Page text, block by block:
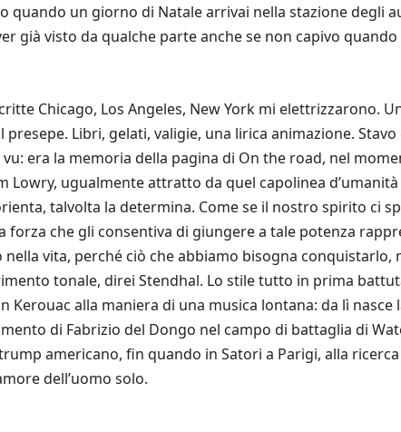
quando un giorno di Natale arrivai nella stazione degli
già visto da qualche parte anche se non capivo
Chicago, Los Angeles, New York mi elettrizzarono.
Libri, gelati, valigie, una lirica animazione.
era la memoria della pagina di On the road, nel
Lowry, ugualmente attratto da quel capolinea
talvolta la determina. Come se il nostro spirito ci
forza che gli consentiva di giungere a tale potenza
vita, perché ciò che abbiamo bisogna conquistarlo,
tonale, direi Stendhal. Lo stile tutto in prima
alla maniera di una musica lontana: da lì
di Fabrizio del Dongo nel campo di battaglia di
americano, fin quando in Satori a Parigi, alla
dell’uomo solo.